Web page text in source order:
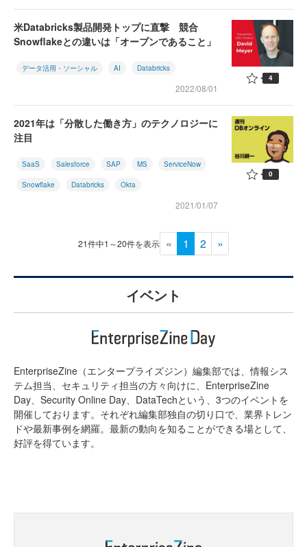
米Databricks製品開発トップに直撃 競合
Snowflakeとの違いは「オープンであること」
データ活用・ソーシャル AI Databricks
2022/08/01
4
2021年は「分散した働き方」のテクノロジーに
注目
SaaS Salesforce SAP MS ServiceNow
Snowflake Databricks Okta
2021/01/07
0
21件中1～20件を表示 « 1 2 »
イベント
EnterpriseZine（エンタープライズジン）編集部では、情報シス
テム担当、セキュリティ担当の方々向けに、EnterpriseZine
Day、Security Online Day、DataTechという、3つのイベントを
開催しております。それぞれ編集部独自の切り口で、業界トレン
ドや最新事例を網羅。最新の動向を知ることができる場として、
好評を得ています。